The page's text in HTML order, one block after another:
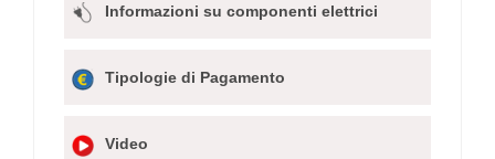
Informazioni su componenti elettrici
Tipologie di Pagamento
Video